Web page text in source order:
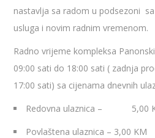
nastavlja sa radom u podsezoni
usluga i novim radnim vremenom.
Radno vrijeme kompleksa
09:00 sati do 18:00 sati ( zadnja
17:00 sati) sa cijenama dnevnih
Redovna ulaznica – 5,00
Povlaštena ulaznica – 3,00 KM